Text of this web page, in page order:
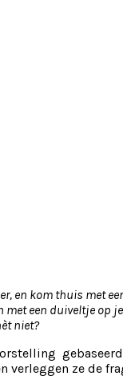
en kom thuis met
met een duiveltje
niet?
verleggen ze de